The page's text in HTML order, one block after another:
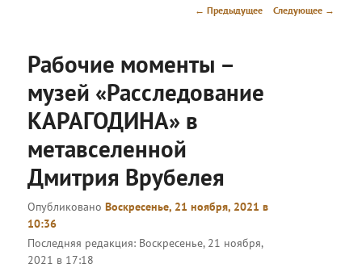
Навигация
← Предыдущее Следующее →
Рабочие моменты –
музей «Расследование
КАРАГОДИНА» в
метавселенной
Дмитрия Врубелея
ОпубликованоВоскресенье, 21 ноября, 2021 в
10:36
Последняя редакция: Воскресенье, 21 ноября,
2021 в 17:18